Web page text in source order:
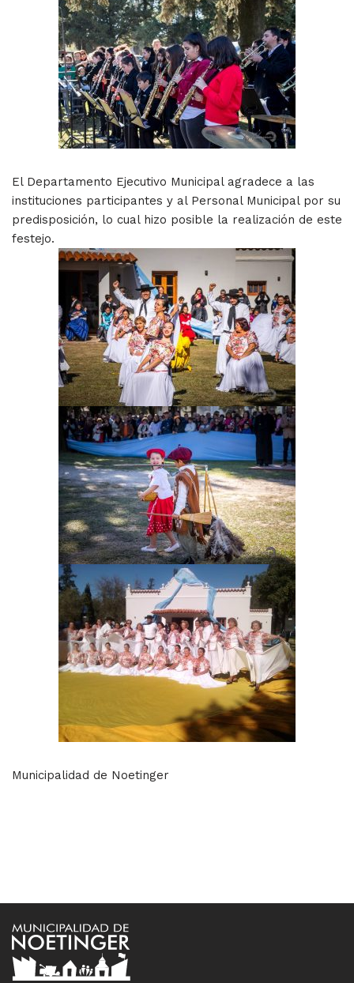
El Departamento Ejecutivo Municipal agradece a las
instituciones participantes y al Personal Municipal por su
predisposición, lo cual hizo posible la realización de este
festejo.
Municipalidad de Noetinger